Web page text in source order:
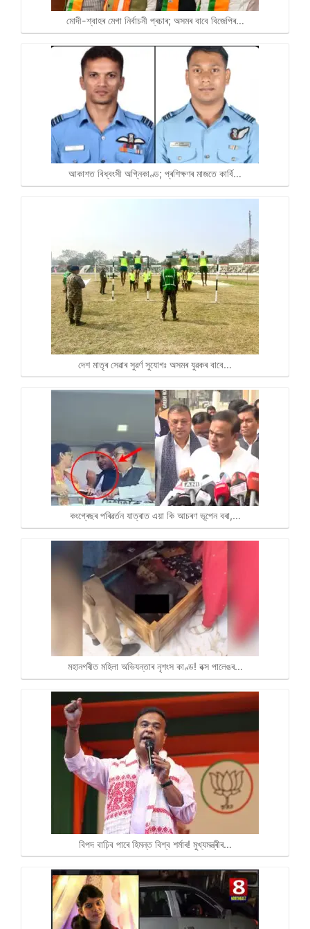
মোদী-শ্বাহৰ মেগা নিৰ্বাচনী প্ৰচাৰ; অসমৰ বাবে বিজেপিৰ…
আকাশত বিধ্বংসী অগ্নিকাণ্ড; প্ৰশিক্ষণৰ মাজতে কাৰ্বি…
দেশ মাতৃৰ সেৱাৰ সুৱৰ্ণ সুযোগঃ অসমৰ যুৱকৰ বাবে…
কংগ্ৰেছৰ পৰিৱৰ্তন যাত্ৰাত এয়া কি আচৰণ ভূপেন বৰা,…
মহানগৰীত মহিলা অভিযন্তাৰ নৃশংস কাণ্ড! বক্স পালেঙৰ…
বিপদ বাঢ়িব পাৰে হিমন্ত বিশ্ব শৰ্মাৰ! মুখ্যমন্ত্ৰীৰ…